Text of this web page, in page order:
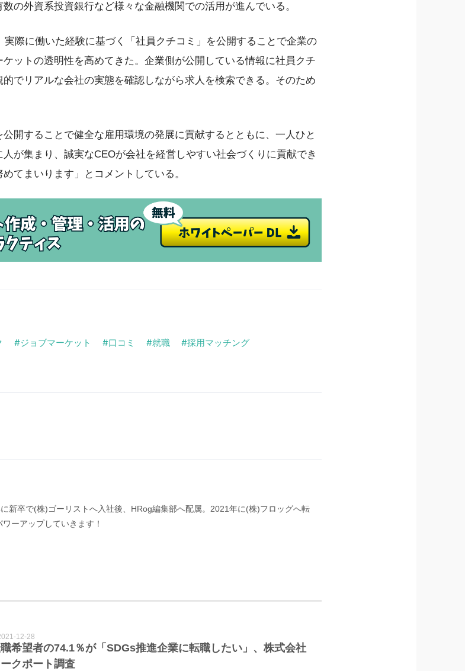
の外資系投資銀行など様々な金融機関での活用が進んでいる。
際に働いた経験に基づく「社員クチコミ」を公開することで企業の
ットの透明性を高めてきた。企業側が公開している情報に社員クチ
でリアルな会社の実態を確認しながら求人を検索できる。そのため
開することで健全な雇用環境の発展に貢献するとともに、一人ひと
が集まり、誠実なCEOが会社を経営しやすい社会づくりに貢献でき
てまいります」とコメントしている。
ジョブマーケット 口コミ 就職
採用マッチング
新卒で(株)ゴーリストへ入社後、HRog編集部へ配属。2021年に(株)フロッグへ転
ーアップしていきます！
12-28
希望者の74.1％が「SDGs推進企業に転職したい」、株式会社
クポート調査